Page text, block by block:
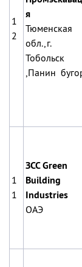
1
2
я
Тюменская
обл.,г.
Тобольск
,Панин
1
1
ЗССGreen
Building
Industries
ОАЭ